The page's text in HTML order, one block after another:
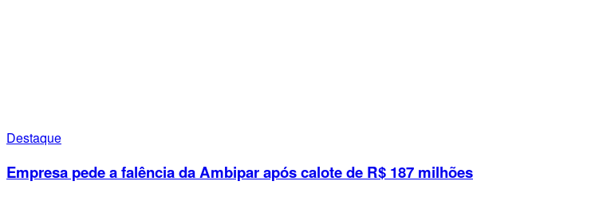
Destaque
Empresa pede a falência da Ambipar após calote de R$ 187 milhões